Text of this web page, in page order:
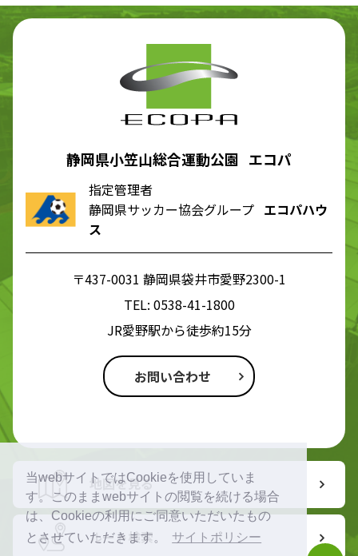
当webサイトではCookieを使用していま
す。このままwebサイトの閲覧を続ける場合
は、Cookieの利用にご同意いただいたもの
とさせていただきます。
サイトポリシー
静岡県小笠山総合運動公園 エコパ
指定管理者
静岡県サッカー協会グループ エコパハウ
ス
〒437-0031 静岡県袋井市愛野2300-1
TEL: 0538-41-1800
JR愛野駅から徒歩約15分
お問い合わせ
地図を見る
ルート検索